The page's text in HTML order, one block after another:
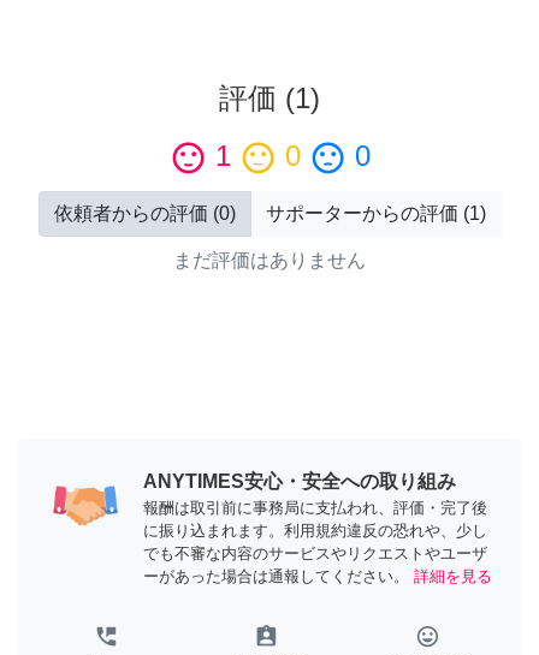
評価 (1)
sentiment_satisfied 1 sentiment_neutral 0 sentiment_dissatisfied 0
依頼者からの評価 (0) サポーターからの評価 (1)
まだ評価はありません
ANYTIMES安心・安全への取り組み
報酬は取引前に事務局に支払われ、評価・完了後
に振り込まれます。利用規約違反の恐れや、少し
でも不審な内容のサービスやリクエストやユーザ
ーがあった場合は通報してください。
詳細を見る
perm_phone_msg assignment_ind tag_faces